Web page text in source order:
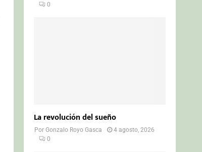
0
La revolución del sueño
PorGonzalo Royo Gasca
4 agosto, 2026
0